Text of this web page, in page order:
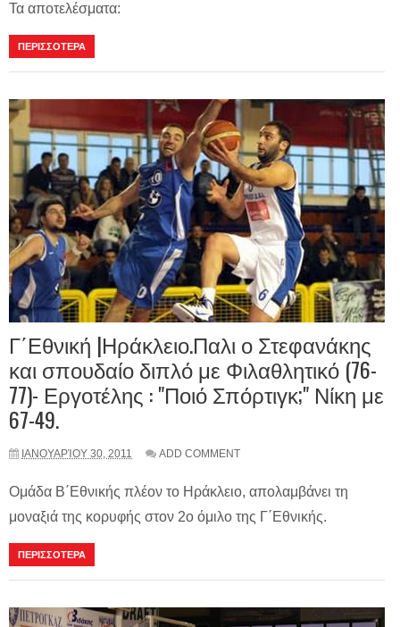
Τα αποτελέσματα:
ΠΕΡΙΣΣΟΤΕΡΑ
Γ΄Εθνική |Ηράκλειο.Παλι ο Στεφανάκης
και σπουδαίο διπλό με Φιλαθλητικό (76-
77)- Εργοτέλης : "Ποιό Σπόρτιγκ;" Νίκη με
67-49.
ΙΑΝΟΥΑΡΊΟΥ 30, 2011 ADD COMMENT
Ομάδα Β΄Εθνικής πλέον το Ηράκλειο, απολαμβάνει τη
μοναξιά της κορυφής στον 2ο όμιλο της Γ΄Εθνικής.
ΠΕΡΙΣΣΟΤΕΡΑ